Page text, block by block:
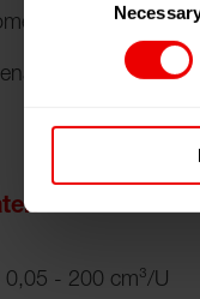
bei
0,05 - 200 cm³/U